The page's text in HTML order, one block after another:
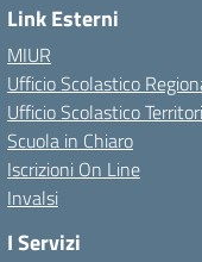
Link Esterni
MIUR
Ufficio Scolastico
Ufficio Scolastico
Scuola in Chiaro
Iscrizioni On Line
Invalsi
I Servizi